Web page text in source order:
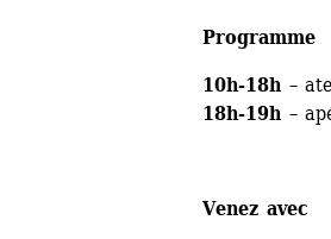
Programme
10h-18h–
18h-19h–
Venez avec